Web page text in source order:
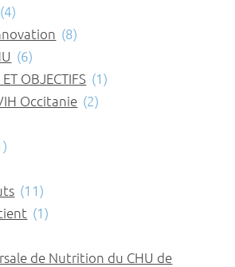
(4)
(8)
(6)
OBJECTIFS (1)
Occitanie (2)
(11)
(1)
de Nutrition du CHU de